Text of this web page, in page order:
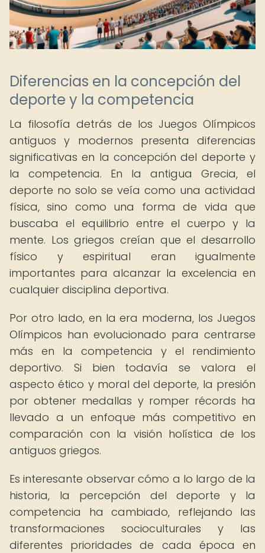
Diferencias en la concepción del
deporte y la competencia
La filosofía detrás de los Juegos Olímpicos
antiguos y modernos presenta diferencias
significativas en la concepción del deporte y
la competencia. En la antigua Grecia, el
deporte no solo se veía como una actividad
física, sino como una forma de vida que
buscaba el equilibrio entre el cuerpo y la
mente. Los griegos creían que el desarrollo
físico y espiritual eran igualmente
importantes para alcanzar la excelencia en
cualquier disciplina deportiva.
Por otro lado, en la era moderna, los Juegos
Olímpicos han evolucionado para centrarse
más en la competencia y el rendimiento
deportivo. Si bien todavía se valora el
aspecto ético y moral del deporte, la presión
por obtener medallas y romper récords ha
llevado a un enfoque más competitivo en
comparación con la visión holística de los
antiguos griegos.
Es interesante observar cómo a lo largo de la
historia, la percepción del deporte y la
competencia ha cambiado, reflejando las
transformaciones socioculturales y las
diferentes prioridades de cada época en